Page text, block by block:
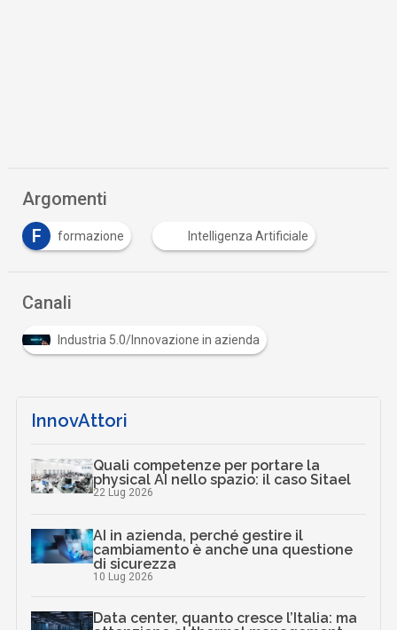
Argomenti
F
formazione Intelligenza Artificiale
Canali
Industria 5.0/Innovazione in azienda
InnovAttori
Quali competenze per portare la
physical AI nello spazio: il caso Sitael
22 Lug 2026
AI in azienda, perché gestire il
cambiamento è anche una questione
di sicurezza
10 Lug 2026
Data center, quanto cresce l’Italia: ma